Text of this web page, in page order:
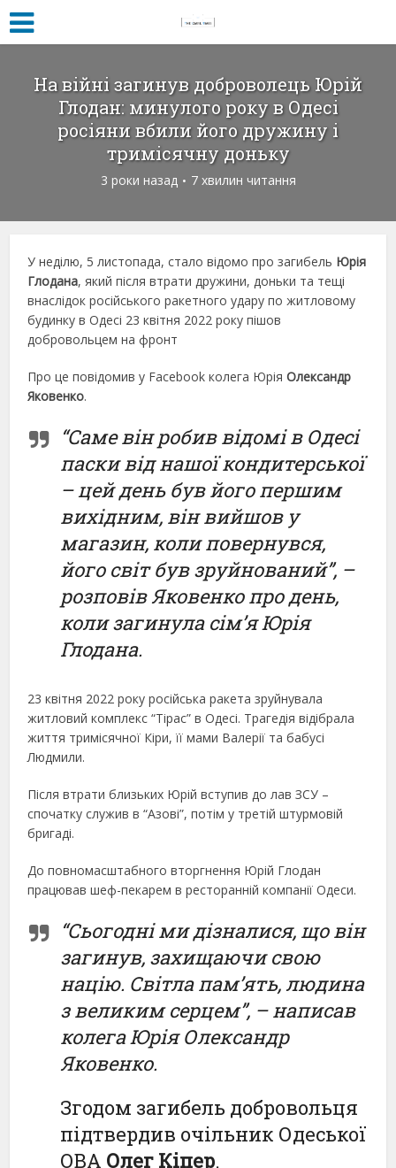
На війні загинув доброволець Юрій
Глодан: минулого року в Одесі
росіяни вбили його дружину і
тримісячну доньку
3 роки назад 7 хвилин читання
У неділю, 5 листопада, стало відомо про загибель Юрія
Глодана, який після втрати дружини, доньки та тещі
внаслідок російського ракетного удару по житловому
будинку в Одесі 23 квітня 2022 року пішов
добровольцем на фронт
Про це повідомив у Facebook колега ЮріяОлександр
Яковенко.
“Саме він робив відомі в Одесі
паски від нашої кондитерської
– цей день був його першим
вихідним, він вийшов у
магазин, коли повернувся,
його світ був зруйнований”, –
розповів Яковенко про день,
коли загинула сім’я Юрія
Глодана.
23 квітня 2022 року російська ракета зруйнувала
житловий комплекс “Тірас” в Одесі. Трагедія відібрала
життя тримісячної Кіри, її мами Валерії та бабусі
Людмили.
Після втрати близьких Юрій вступив до лав ЗСУ –
спочатку служив в “Азові”, потім у третій штурмовій
бригаді.
До повномасштабного вторгнення Юрій Глодан
працював шеф-пекарем в ресторанній компанії Одеси.
“Сьогодні ми дізналися, що він
загинув, захищаючи свою
націю. Світла памʼять, людина
з великим серцем”, – написав
колега Юрія Олександр
Яковенко.
Згодом загибель добровольця
підтвердив очільник Одеської
ОВА Олег Кіпер.